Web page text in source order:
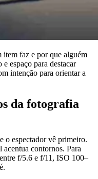
item faz e por que alguém
espaço para destacar
intenção para orientar a
da fotografia
o espectador vê primeiro.
contornos. Para
f/5.6 e f/11, ISO 100–